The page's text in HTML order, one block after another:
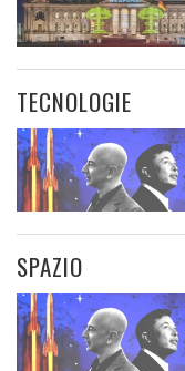
TECNOLOGIE
SPAZIO